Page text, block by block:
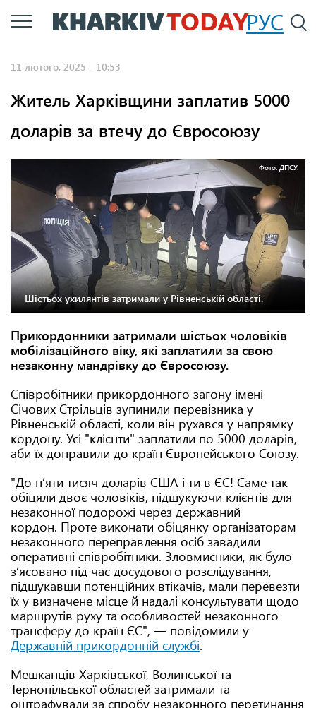
Перейти
до
РУС
11 лютого, 2025 - 10:53
Житель Харківщини заплатив 5000
доларів за втечу до Євросоюзу
Фото: ДПСУ.
Шістьох ухилянтів затримали у Рівненській області.
Прикордонники затримали шістьох чоловіків
мобілізаційного віку, які заплатили за свою
незаконну мандрівку до Євросоюзу.
Співробітники прикордонного загону імені
Січових Стрільців зупинили перевізника у
Рівненській області, коли він рухався у напрямку
кордону. Усі "клієнти" заплатили по 5000 доларів,
аби їх доправили до країн Європейського Союзу.
"До п’яти тисяч доларів США і ти в ЄС! Саме так
обіцяли двоє чоловіків, підшукуючи клієнтів для
незаконної подорожі через державний
кордон. Проте виконати обіцянку організаторам
незаконного переправлення осіб завадили
оперативні співробітники. Зловмисники, як було
з’ясовано під час досудового розслідування,
підшукавши потенційних втікачів, мали перевезти
їх у визначене місце й надалі консультувати щодо
маршрутів руху та особливостей незаконного
трансферу до країн ЄС", — повідомили у
Державній прикордонній службі.
Мешканців Харківської, Волинської та
Тернопільської областей затримали та
оштрафували за спробу незаконного перетинання